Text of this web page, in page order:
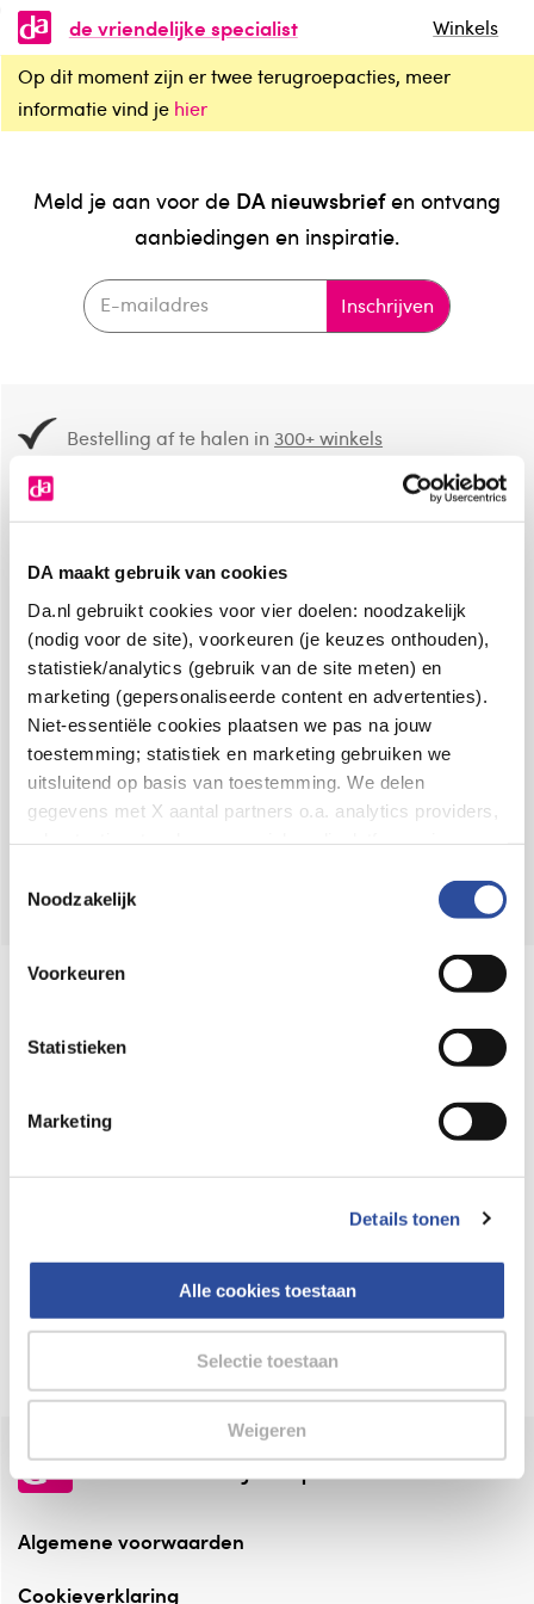
DA maakt gebruik van cookies
Da.nl gebruikt cookies voor vier doelen: noodzakelijk
(nodig voor de site), voorkeuren (je keuzes onthouden),
statistiek/analytics (gebruik van de site meten) en
marketing (gepersonaliseerde content en advertenties).
Niet-essentiële cookies plaatsen we pas na jouw
toestemming; statistiek en marketing gebruiken we
uitsluitend op basis van toestemming. We delen
gegevens met X aantal partners o.a. analytics providers,
en de bewaartermijnen per categorie. Je kunt je keuze op
gegevensverwerking staat in de
Privacyverklaring
Noodzakelijk
Voorkeuren
Statistieken
Marketing
Details tonen
Alle cookies toestaan
Selectie toestaan
Weigeren
de vriendelijke specialist
Winkels
Op dit moment zijn er twee terugroepacties, meer
informatie vind je hier
Meld je aan voor de DA nieuwsbriefen ontvang
aanbiedingen en inspiratie.
Inschrijven
Bestelling af te halen in300+ winkels
8.6 uit4.106 reviews
Over DA
Klantenservice
Assortiment
VolgDAop:
Online aanbieder medicijnen
webshop mag verkopen.
⁠Verantwoorde zorg, ⁠ook online.
Altijd onze folder bij de hand
Check onze folders ⁠bij AlleFolders.
de vriendelijke specialist
Algemene voorwaarden
Cookieverklaring